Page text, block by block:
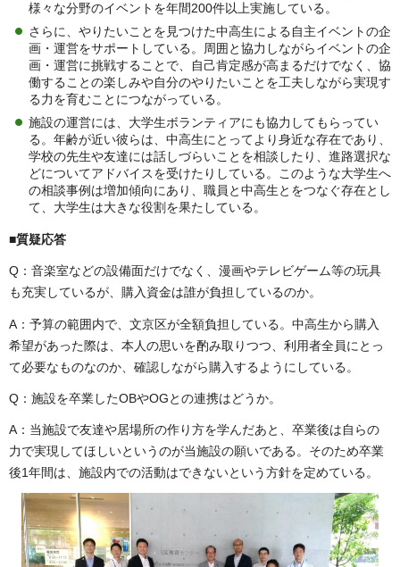
様々な分野のイベントを年間200件以上実施している。
さらに、やりたいことを見つけた中高生による自主イベントの企
画・運営をサポートしている。周囲と協力しながらイベントの企
画・運営に挑戦することで、自己肯定感が高まるだけでなく、協
働することの楽しみや自分のやりたいことを工夫しながら実現す
る力を育むことにつながっている。
施設の運営には、大学生ボランティアにも協力してもらってい
る。年齢が近い彼らは、中高生にとってより身近な存在であり、
学校の先生や友達には話しづらいことを相談したり、進路選択な
どについてアドバイスを受けたりしている。このような大学生へ
の相談事例は増加傾向にあり、職員と中高生とをつなぐ存在とし
て、大学生は大きな役割を果たしている。
■質疑応答
Q：音楽室などの設備面だけでなく、漫画やテレビゲーム等の玩具
も充実しているが、購入資金は誰が負担しているのか。
A：予算の範囲内で、文京区が全額負担している。中高生から購入
希望があった際は、本人の思いを酌み取りつつ、利用者全員にとっ
て必要なものなのか、確認しながら購入するようにしている。
Q：施設を卒業したOBやOGとの連携はどうか。
A：当施設で友達や居場所の作り方を学んだあと、卒業後は自らの
力で実現してほしいというのが当施設の願いである。そのため卒業
後1年間は、施設内での活動はできないという方針を定めている。